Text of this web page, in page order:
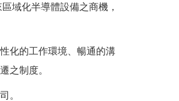
域化半導體設備之商機，
化的工作環境、暢通的溝
之制度。
。